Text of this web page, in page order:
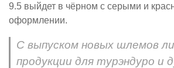
9.5 выйдет в чёрном с серыми и
оформлении.
С выпуском новых шлемов
продукции для турэндуро и